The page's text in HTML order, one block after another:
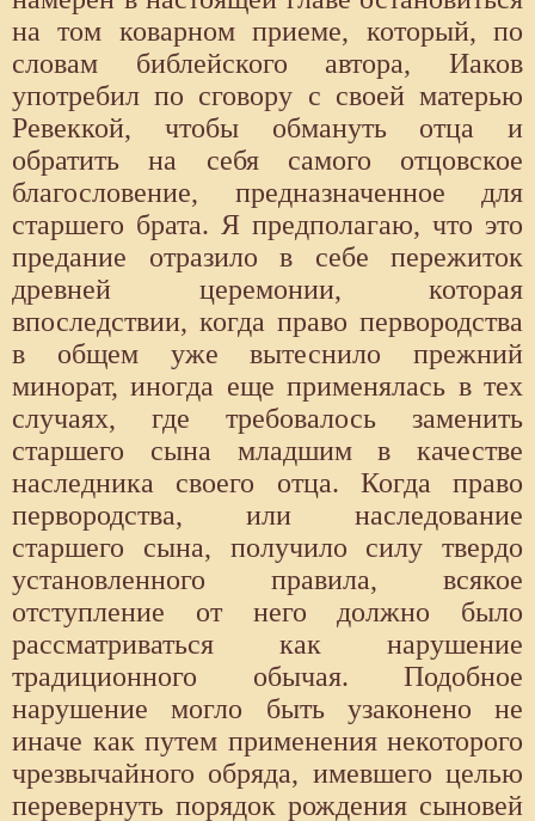
на том коварном приеме, который, по
словам библейского автора, Иаков
употребил по сговору с своей матерью
Ревеккой, чтобы обмануть отца и
обратить на себя самого отцовское
благословение, предназначенное для
старшего брата. Я предполагаю, что это
предание отразило в себе пережиток
древней церемонии, которая
впоследствии, когда право первородства
в общем уже вытеснило прежний
минорат, иногда еще применялась в тех
случаях, где требовалось заменить
старшего сына младшим в качестве
наследника своего отца. Когда право
первородства, или наследование
старшего сына, получило силу твердо
установленного правила, всякое
отступление от него должно было
рассматриваться как нарушение
традиционного обычая. Подобное
нарушение могло быть узаконено не
иначе как путем применения некоторого
чрезвычайного обряда, имевшего целью
перевернуть порядок рождения сыновей